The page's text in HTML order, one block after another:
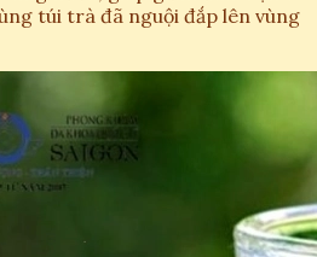
túi trà đã nguội đắp lên vùng